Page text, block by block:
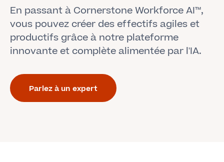
En passant à Cornerstone Workforce AI™,
vous pouvez créer des effectifs agiles et
productifs grâce à notre plateforme
innovante et complète alimentée par l'IA.
Parlez à un expert